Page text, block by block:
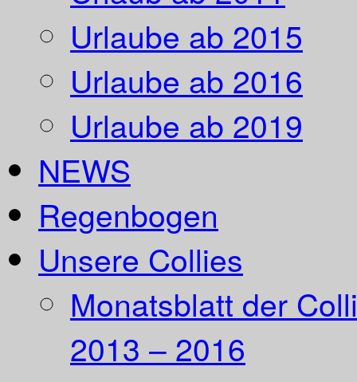
Urlaube ab 2015
Urlaube ab 2016
Urlaube ab 2019
NEWS
Regenbogen
Unsere Collies
Monatsblatt der
2013 – 2016